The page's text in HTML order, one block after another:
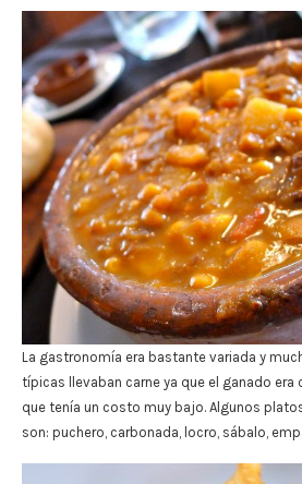
La gastronomía era bastante variada y
típicas llevaban carne ya que el ganado
que tenía un costo muy bajo. Algunos
son: puchero, carbonada, locro, sábalo,